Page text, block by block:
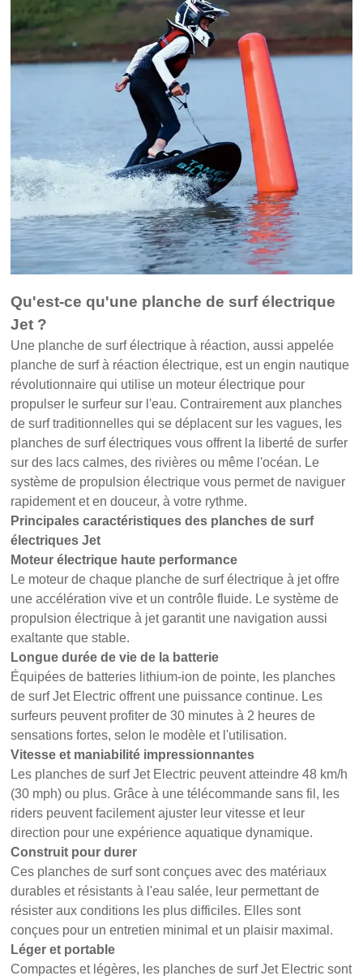
Qu'est-ce qu'une planche de surf électrique
Jet ?
Une planche de surf électrique à réaction, aussi appelée
planche de surf à réaction électrique, est un engin nautique
révolutionnaire qui utilise un moteur électrique pour
propulser le surfeur sur l'eau. Contrairement aux planches
de surf traditionnelles qui se déplacent sur les vagues, les
planches de surf électriques vous offrent la liberté de surfer
sur des lacs calmes, des rivières ou même l'océan. Le
système de propulsion électrique vous permet de naviguer
rapidement et en douceur, à votre rythme.
Principales caractéristiques des planches de surf
électriques Jet
Moteur électrique haute performance
Le moteur de chaque planche de surf électrique à jet offre
une accélération vive et un contrôle fluide. Le système de
propulsion électrique à jet garantit une navigation aussi
exaltante que stable.
Longue durée de vie de la batterie
Équipées de batteries lithium-ion de pointe, les planches
de surf Jet Electric offrent une puissance continue. Les
surfeurs peuvent profiter de 30 minutes à 2 heures de
sensations fortes, selon le modèle et l'utilisation.
Vitesse et maniabilité impressionnantes
Les planches de surf Jet Electric peuvent atteindre 48 km/h
(30 mph) ou plus. Grâce à une télécommande sans fil, les
riders peuvent facilement ajuster leur vitesse et leur
direction pour une expérience aquatique dynamique.
Construit pour durer
Ces planches de surf sont conçues avec des matériaux
durables et résistants à l'eau salée, leur permettant de
résister aux conditions les plus difficiles. Elles sont
conçues pour un entretien minimal et un plaisir maximal.
Léger et portable
Compactes et légères, les planches de surf Jet Electric sont